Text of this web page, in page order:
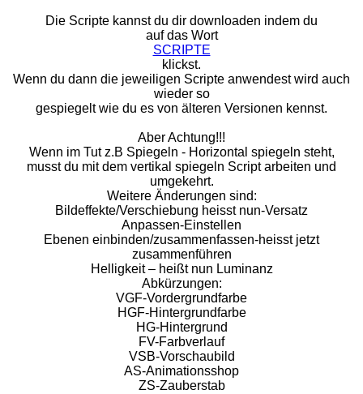
Die Scripte kannst du dir downloaden indem du
auf das Wort
SCRIPTE
klickst.
Wenn du dann die jeweiligen Scripte anwendest wird auch
wieder so
gespiegelt wie du es von älteren Versionen kennst.
Aber Achtung!!!
Wenn im Tut z.B Spiegeln - Horizontal spiegeln steht,
musst du mit dem vertikal spiegeln Script arbeiten und
umgekehrt.
Weitere Änderungen sind:
Bildeffekte/Verschiebung heisst nun-Versatz
Anpassen-Einstellen
Ebenen einbinden/zusammenfassen-heisst jetzt
zusammenführen
Helligkeit – heißt nun Luminanz
Abkürzungen:
VGF-Vordergrundfarbe
HGF-Hintergrundfarbe
HG-Hintergrund
FV-Farbverlauf
VSB-Vorschaubild
AS-Animationsshop
ZS-Zauberstab